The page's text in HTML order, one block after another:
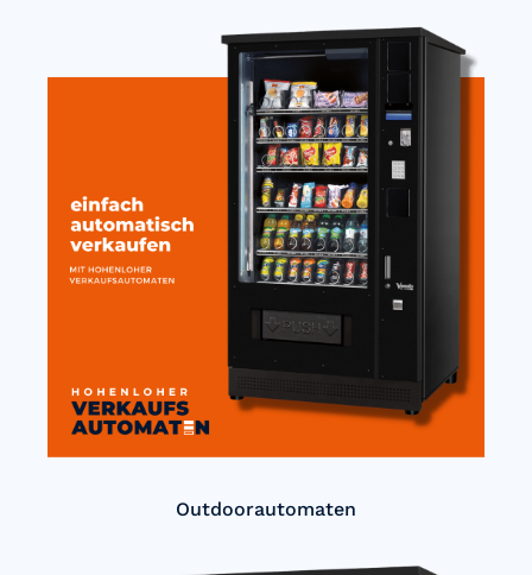
Outdoorautomaten